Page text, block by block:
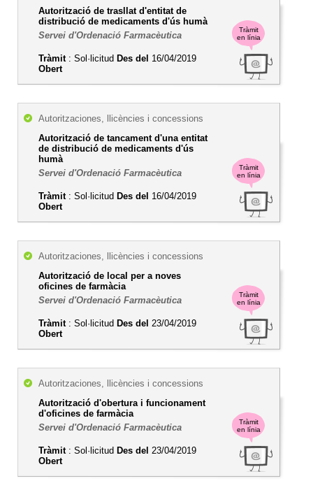
Tràmit
en línia
Autorització de trasllat d'entitat de
distribució de medicaments d'ús humà
Servei d'Ordenació Farmacèutica
Tràmit: Sol·licitud Des del 16/04/2019
Obert
Tràmit
en línia
Autoritzaciones, llicències i concessions
Autorització de tancament d'una entitat
de distribució de medicaments d'ús
humà
Servei d'Ordenació Farmacèutica
Tràmit: Sol·licitud Des del 16/04/2019
Obert
Tràmit
en línia
Autoritzaciones, llicències i concessions
Autorització de local per a noves
oficines de farmàcia
Servei d'Ordenació Farmacèutica
Tràmit: Sol·licitud Des del 23/04/2019
Obert
Tràmit
en línia
Autoritzaciones, llicències i concessions
Autorització d'obertura i funcionament
d'oficines de farmàcia
Servei d'Ordenació Farmacèutica
Tràmit: Sol·licitud Des del 23/04/2019
Obert